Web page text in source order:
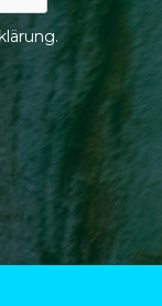
.